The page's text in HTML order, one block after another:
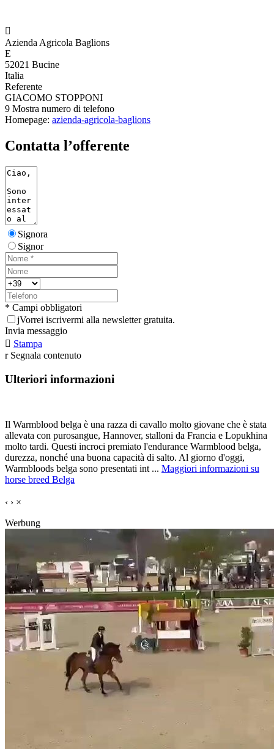

Azienda Agricola Baglions
E
52021 Bucine
Italia
Referente
GIACOMO STOPPONI
9 Mostra numero di telefono
Homepage: azienda-agricola-baglions
Contatta l’offerente
Signora
Signor
* Campi obbligatori
jVorrei iscrivermi alla newsletter gratuita.
Invia messaggio
 Stampa
r Segnala contenuto
Ulteriori informazioni
Il Warmblood belga è una razza di cavallo molto giovane che è stata
allevata con purosangue, Hannover, stalloni da Francia e Lopukhina
molto tardi. Questi incroci premiato l'endurance Warmblood belga,
durezza, nonché una buona capacità di salto. Al giorno d'oggi,
Warmbloods belga sono presentati int ... Maggiori informazioni su
horse breed Belga
‹ › ×
Werbung